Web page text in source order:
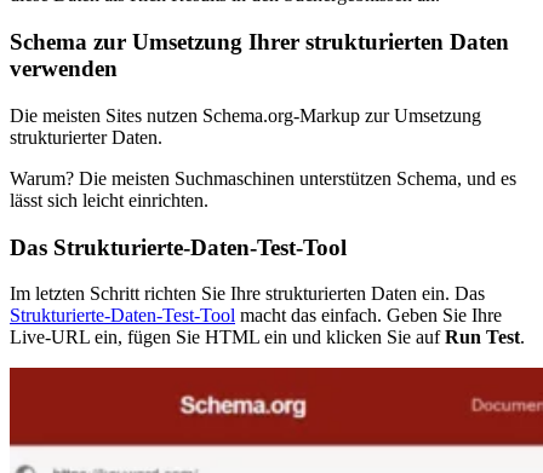
Schema zur Umsetzung Ihrer strukturierten Daten
verwenden
Die meisten Sites nutzen Schema.org-Markup zur Umsetzung
strukturierter Daten.
Warum? Die meisten Suchmaschinen unterstützen Schema, und es
lässt sich leicht einrichten.
Das Strukturierte-Daten-Test-Tool
Im letzten Schritt richten Sie Ihre strukturierten Daten ein. Das
Strukturierte-Daten-Test-Tool macht das einfach. Geben Sie Ihre
Live-URL ein, fügen Sie HTML ein und klicken Sie aufRun Test.